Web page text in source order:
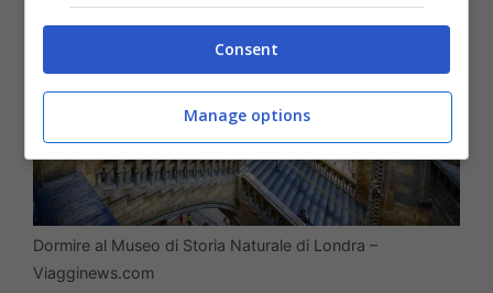
Dormire al Museo di Storia Naturale di Londra –
Viagginews.com
Consent
Manage options